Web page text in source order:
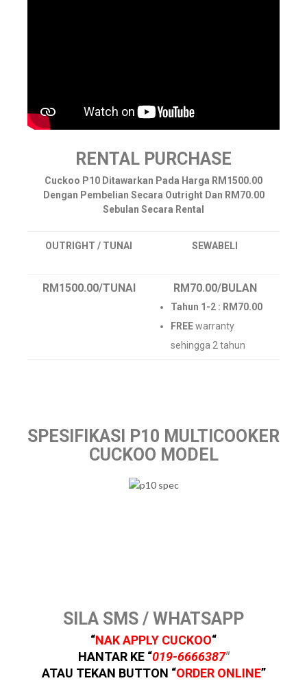
RENTAL PURCHASE
Cuckoo P10 Ditawarkan Pada Harga RM1500.00
Dengan Pembelian Secara Outright Dan RM70.00
Sebulan Secara Rental
OUTRIGHT / TUNAI SEWABELI
RM1500.00/TUNAI RM70.00/BULAN
Tahun 1-2 : RM70.00
FREEwarranty
sehingga 2 tahun
SPESIFIKASI P10 MULTICOOKER
CUCKOO MODEL
SILA SMS / WHATSAPP
“NAK APPLY CUCKOO“
HANTAR KE “019-6666387″
ATAU TEKAN BUTTON “ORDER ONLINE”